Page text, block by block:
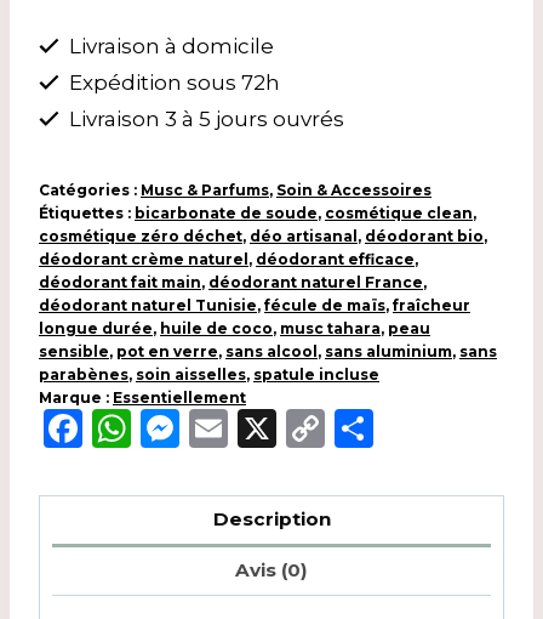
Crème
au
Musc
100%
Naturel
0%
Aluminium
Livraison à domicile
Expédition sous 72h
Livraison 3 à 5 jours ouvrés
Catégories : Musc & Parfums, Soin & Accessoires
Étiquettes : bicarbonate de soude, cosmétique clean,
cosmétique zéro déchet, déo artisanal, déodorant bio,
déodorant crème naturel, déodorant efficace,
déodorant fait main, déodorant naturel France,
déodorant naturel Tunisie, fécule de maïs, fraîcheur
longue durée, huile de coco, musc tahara, peau
sensible, pot en verre, sans alcool, sans aluminium, sans
parabènes, soin aisselles, spatule incluse
Marque : Essentiellement
Facebook
WhatsApp
Messenger
Email
X
Copy
Description
Avis (0)